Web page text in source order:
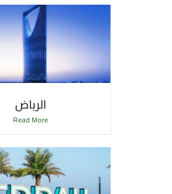
الرياض
Read More